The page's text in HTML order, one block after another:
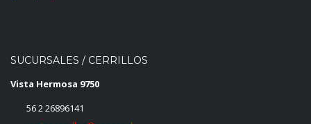
SUCURSALES / CERRILLOS
Vista Hermosa 9750
56 2 26896141